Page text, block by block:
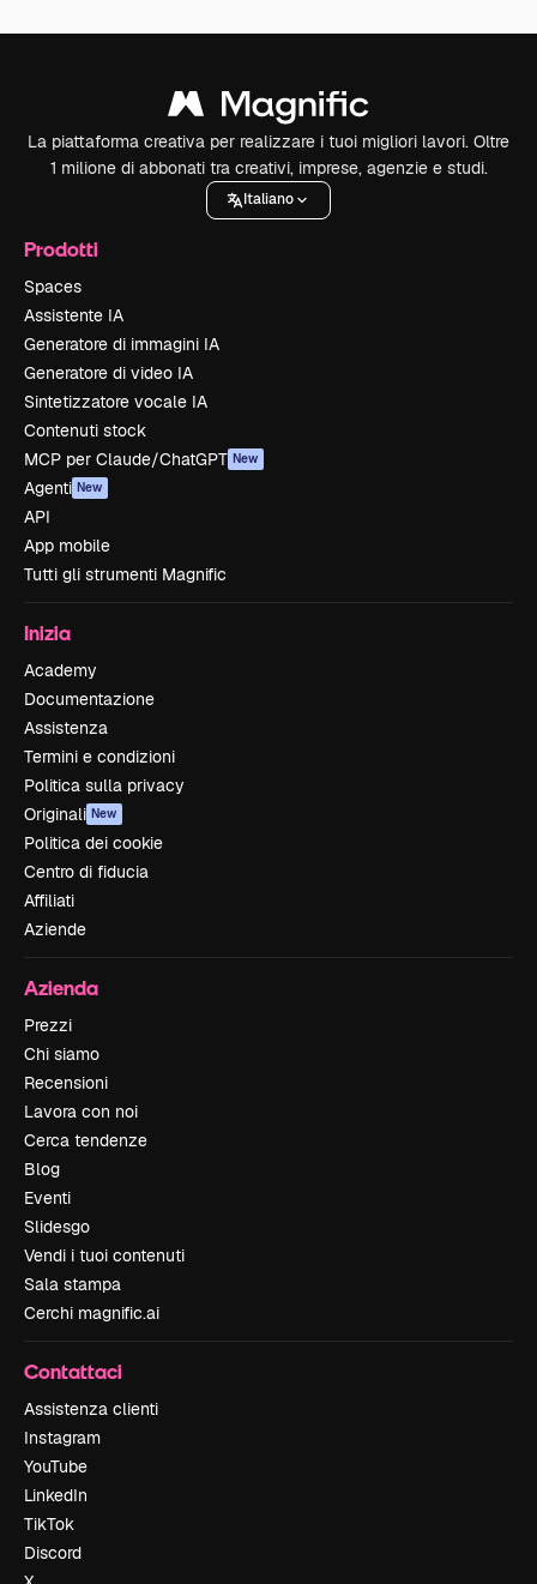
La piattaforma creativa per realizzare i tuoi migliori lavori. Oltre
1 milione di abbonati tra creativi, imprese, agenzie e studi.
Italiano
Prodotti
Spaces
Assistente IA
Generatore di immagini IA
Generatore di video IA
Sintetizzatore vocale IA
Contenuti stock
MCP per Claude/ChatGPT New
Agenti New
API
App mobile
Tutti gli strumenti Magnific
Inizia
Academy
Documentazione
Assistenza
Termini e condizioni
Politica sulla privacy
Originali New
Politica dei cookie
Centro di fiducia
Affiliati
Aziende
Azienda
Prezzi
Chi siamo
Recensioni
Lavora con noi
Cerca tendenze
Blog
Eventi
Slidesgo
Vendi i tuoi contenuti
Sala stampa
Cerchi magnific.ai
Contattaci
Assistenza clienti
Instagram
YouTube
LinkedIn
TikTok
Discord